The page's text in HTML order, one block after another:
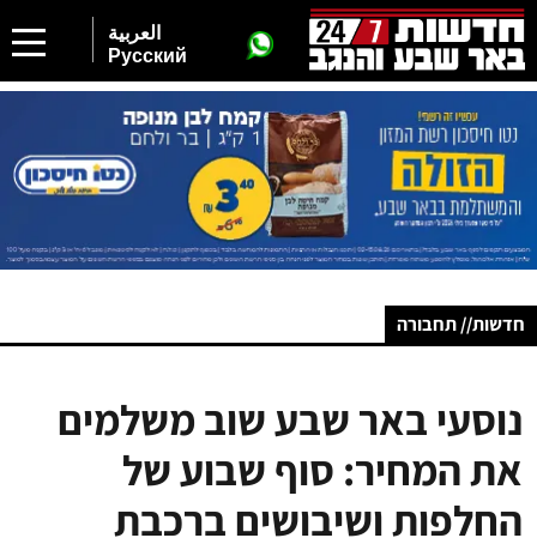
العربية
Русский
חדשות// תחבורה
נוסעי באר שבע שוב משלמים
את המחיר: סוף שבוע של
החלפות ושיבושים ברכבת